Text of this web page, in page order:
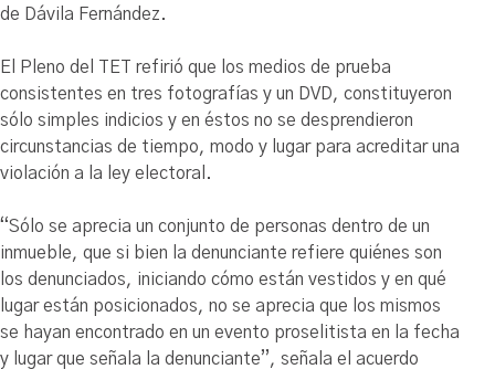
de Dávila Fernández.
El Pleno del TET refirió que los medios de prueba
consistentes en tres fotografías y un DVD, constituyeron
sólo simples indicios y en éstos no se desprendieron
circunstancias de tiempo, modo y lugar para acreditar una
violación a la ley electoral.
“Sólo se aprecia un conjunto de personas dentro de un
inmueble, que si bien la denunciante refiere quiénes son
los denunciados, iniciando cómo están vestidos y en qué
lugar están posicionados, no se aprecia que los mismos
se hayan encontrado en un evento proselitista en la fecha
y lugar que señala la denunciante”, señala el acuerdo